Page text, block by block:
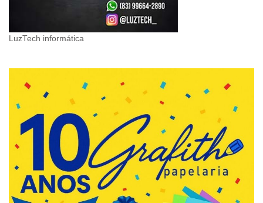
LuzTech informática